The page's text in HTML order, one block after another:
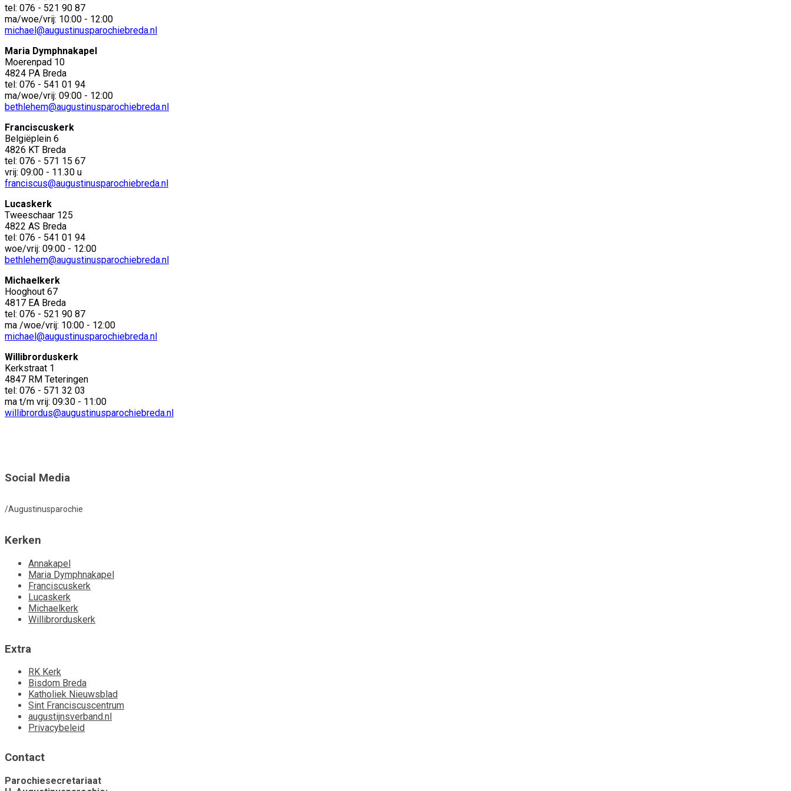
tel: 076 - 521 90 87
ma/woe/vrij: 10:00 - 12:00
michael@augustinusparochiebreda.nl
Maria Dymphnakapel
Moerenpad 10
4824 PA Breda
tel: 076 - 541 01 94
ma/woe/vrij: 09:00 - 12:00
bethlehem@augustinusparochiebreda.nl
Franciscuskerk
Belgiëplein 6
4826 KT Breda
tel: 076 - 571 15 67
vrij: 09:00 - 11.30 u
franciscus@augustinusparochiebreda.nl
Lucaskerk
Tweeschaar 125
4822 AS Breda
tel: 076 - 541 01 94
woe/vrij: 09:00 - 12:00
bethlehem@augustinusparochiebreda.nl
Michaelkerk
Hooghout 67
4817 EA Breda
tel: 076 - 521 90 87
ma /woe/vrij: 10:00 - 12:00
michael@augustinusparochiebreda.nl
Willibrorduskerk
Kerkstraat 1
4847 RM Teteringen
tel: 076 - 571 32 03
ma t/m vrij: 09:30 - 11:00
willibrordus@augustinusparochiebreda.nl
Social Media
/Augustinusparochie
Kerken
Annakapel
Maria Dymphnakapel
Franciscuskerk
Lucaskerk
Michaelkerk
Willibrorduskerk
Extra
RK Kerk
Bisdom Breda
Katholiek Nieuwsblad
Sint Franciscuscentrum
augustijnsverband.nl
Privacybeleid
Contact
Parochiesecretariaat